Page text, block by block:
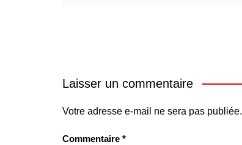
Laisser un commentaire
Votre adresse e-mail ne sera pas publiée.
Commentaire *